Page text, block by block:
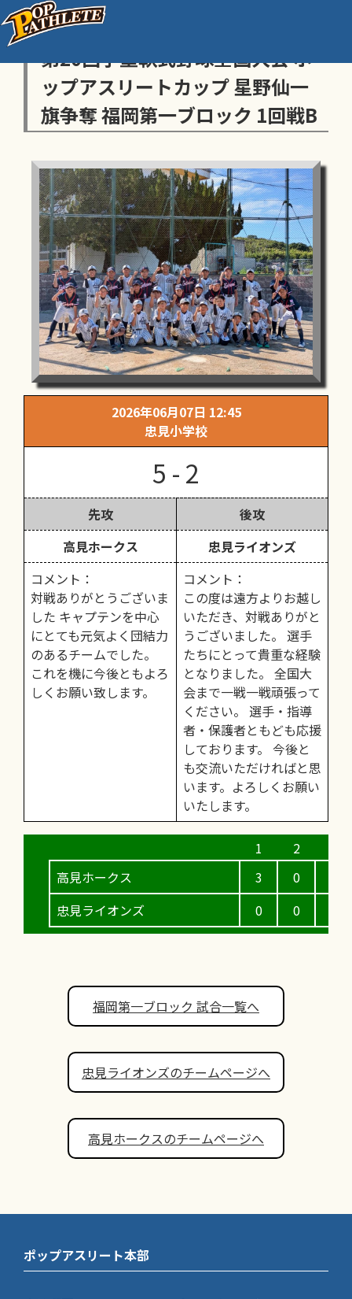
センス・トラストトーナメント
第20回学童軟式野球全国大会 ポ
ップアスリートカップ 星野仙一
旗争奪 福岡第一ブロック 1回戦B
2026年06月07日 12:45
忠見小学校
5 - 2
先攻
後攻
高見ホークス
忠見ライオンズ
コメント：
対戦ありがとうございま
した キャプテンを中心
にとても元気よく団結力
のあるチームでした。
これを機に今後ともよろ
しくお願い致します。
コメント：
この度は遠方よりお越し
いただき、対戦ありがと
うございました。 選手
たちにとって貴重な経験
となりました。 全国大
会まで一戦一戦頑張って
ください。 選手・指導
者・保護者ともども応援
しております。 今後と
も交流いただければと思
います。よろしくお願い
いたします。
高見ホークス
忠見ライオンズ
3
0
0
0
福岡第一ブロック 試合一覧へ
忠見ライオンズのチームページへ
高見ホークスのチームページへ
ポップアスリート本部